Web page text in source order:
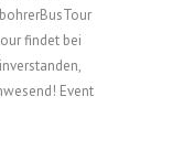
findet bei
Event